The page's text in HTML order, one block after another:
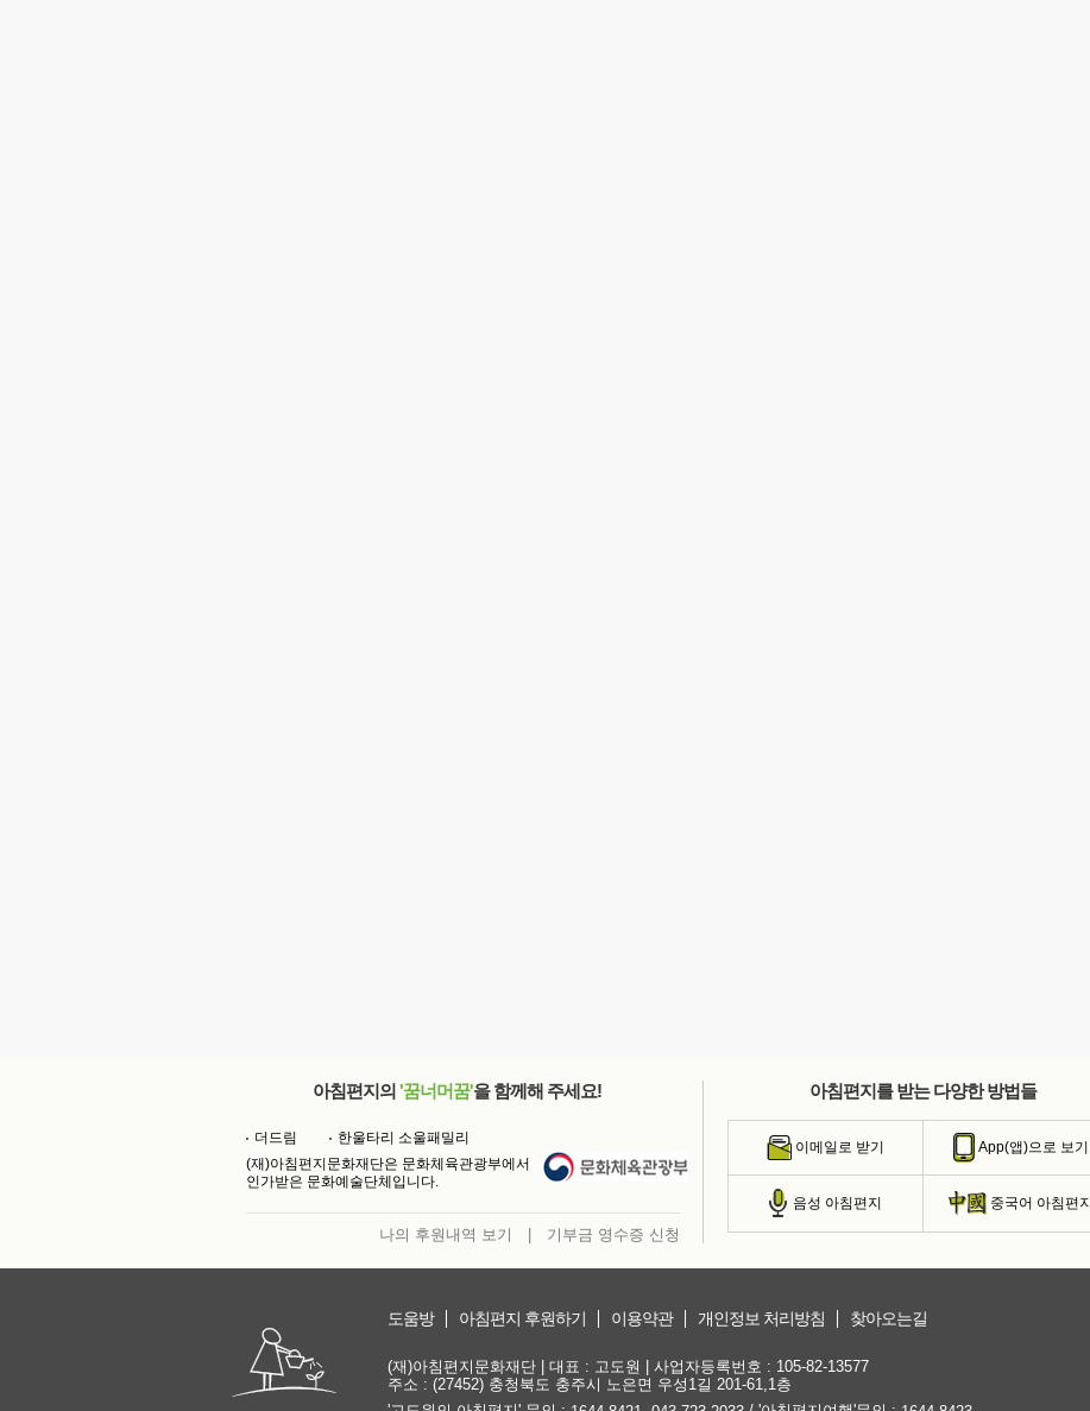
아침편지의 '꿈너머꿈'을 함께해 주세요!
더드림
한울타리 소울패밀리
(재)아침편지문화재단은 문화체육관광부에서
인가받은 문화예술단체입니다.
나의 후원내역 보기 기부금 영수증 신청
아침편지를 받는 다양한 방법들
이메일로 받기 App(앱)으로 보기
음성 아침편지 중국어 아침편지
도움방 아침편지 후원하기 이용약관 개인정보 처리방침 찾아오는길
(재)아침편지문화재단 | 대표 : 고도원 | 사업자등록번호 : 105-82-13577
주소 : (27452) 충청북도 충주시 노은면 우성1길 201-61,1층